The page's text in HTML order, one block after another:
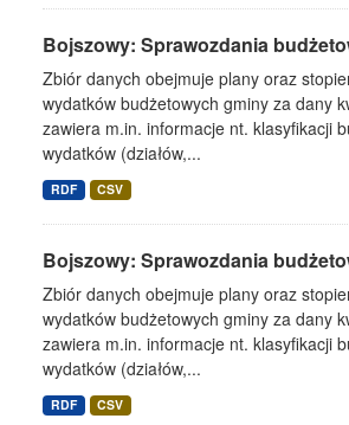
Bojszowy: Sprawozdania
Zbiór danych obejmuje plany oraz
wydatków budżetowych gminy za dany
zawiera m.in. informacje nt. klasyfikacji
wydatków (działów,...
RDF CSV
Bojszowy: Sprawozdania
Zbiór danych obejmuje plany oraz
wydatków budżetowych gminy za dany
zawiera m.in. informacje nt. klasyfikacji
wydatków (działów,...
RDF CSV